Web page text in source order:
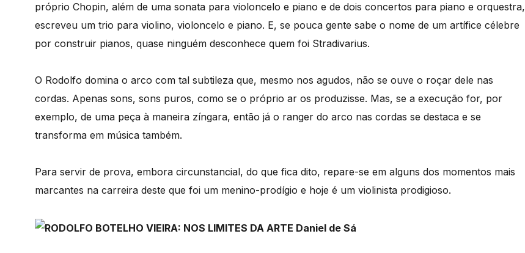
próprio Chopin, além de uma sonata para violoncelo e piano e de dois concertos para piano e orquestra,
escreveu um trio para violino, violoncelo e piano. E, se pouca gente sabe o nome de um artífice célebre
por construir pianos, quase ninguém desconhece quem foi Stradivarius.
O Rodolfo domina o arco com tal subtileza que, mesmo nos agudos, não se ouve o roçar dele nas
cordas. Apenas sons, sons puros, como se o próprio ar os produzisse. Mas, se a execução for, por
exemplo, de uma peça à maneira zíngara, então já o ranger do arco nas cordas se destaca e se
transforma em música também.
Para servir de prova, embora circunstancial, do que fica dito, repare-se em alguns dos momentos mais
marcantes na carreira deste que foi um menino-prodígio e hoje é um violinista prodigioso.